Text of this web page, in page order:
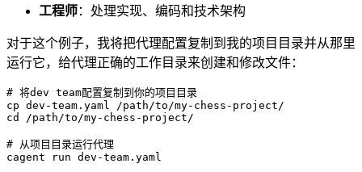
工程师：处理实现、编码和技术架构
对于这个例子，我将把代理配置复制到我的项目目录并从那里
运行它，给代理正确的工作目录来创建和修改文件：
# 将dev team配置复制到你的项目目录
cd
# 从项目目录运行代理
cagent run dev-team.yaml